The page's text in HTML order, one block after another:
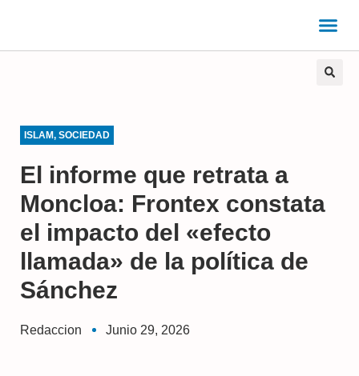
ISLAM, SOCIEDAD
El informe que retrata a
Moncloa: Frontex constata
el impacto del «efecto
llamada» de la política de
Sánchez
Redaccion Junio 29, 2026